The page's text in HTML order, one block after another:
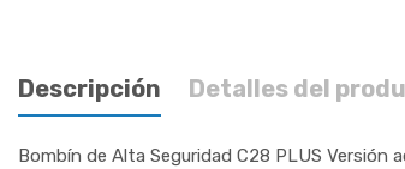
Descripción Detalles del
Bombín de Alta Seguridad C28 PLUS